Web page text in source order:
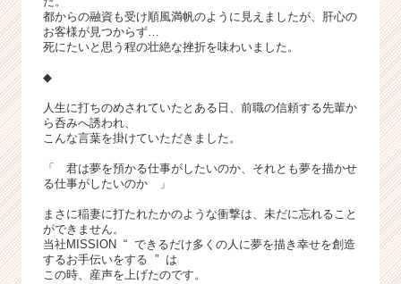
（C
h
e
C
r
e
e
都からの融資も受け順風満帆のように見えましたが、肝心の
お客様が見つからず…
死にたいと思う程の壮絶な挫折を味わいました。
◆
人生に打ちのめされていたとある日、前職の信頼する先輩か
ら呑みへ誘われ、
こんな言葉を掛けていただきました。
「 君は夢を預かる仕事がしたいのか、それとも夢を描かせ
る仕事がしたいのか 」
まさに稲妻に打たれたかのような衝撃は、未だに忘れること
ができません。
当社MISSION “ できるだけ多くの人に夢を描き幸せを創造
するお手伝いをする ” は
この時、産声を上げたのです。